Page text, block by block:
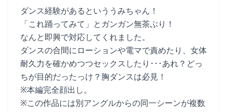
ダンス経験があるといううみちゃん！
「これ踊ってみて」とガンガン無茶ぶり！
なんと即興で対応してくれました。
ダンスの合間にローションや電マで責めたり、女体
耐久力を確かめつつセックスしたり･･･あれ？どっ
ちが目的だったっけ？胸ダンスは必見！
※本編完全顔出し。
※この作品には別アングルからの同一シーンが複数